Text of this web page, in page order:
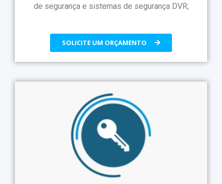
de segurança e sistemas de segurança DVR;
SOLICITE UM ORÇAMENTO